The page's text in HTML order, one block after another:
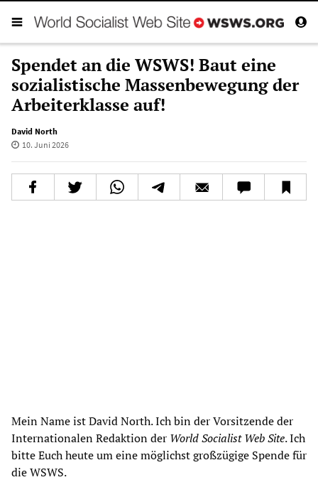
Spendet an die WSWS! Baut eine
sozialistische Massenbewegung der
Arbeiterklasse auf!
David North
10. Juni 2026
Mein Name ist David North. Ich bin der Vorsitzende der
Internationalen Redaktion der World Socialist Web Site. Ich
bitte Euch heute um eine möglichst großzügige Spende für
die WSWS.